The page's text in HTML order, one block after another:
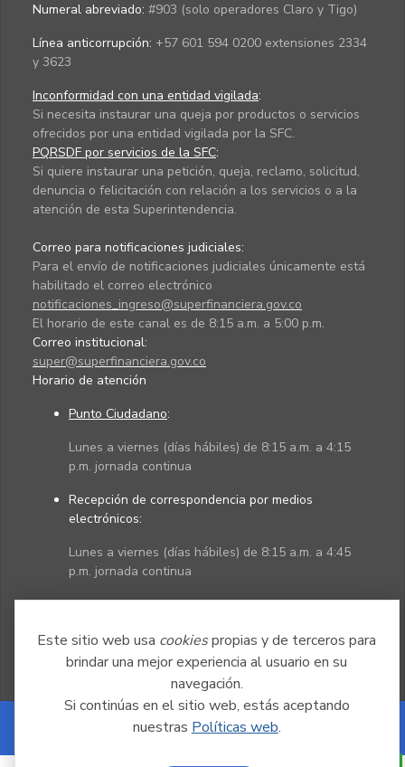
Este sitio web usa cookiespropias y de terceros para
brindar una mejor experiencia al usuario en su
navegación.
Si continúas en el sitio web, estás aceptando
nuestras Políticas web.
Numeral abreviado: #903 (solo operadores Claro y Tigo)
Línea anticorrupción: +57 601 594 0200 extensiones 2334
y 3623
Inconformidad con una entidad vigilada:
Si necesita instaurar una queja por productos o servicios
ofrecidos por una entidad vigilada por la SFC.
PQRSDF por servicios de la SFC:
Si quiere instaurar una petición, queja, reclamo, solicitud,
denuncia o felicitación con relación a los servicios o a la
atención de esta Superintendencia.
Correo para notificaciones judiciales:
Para el envío de notificaciones judiciales únicamente está
habilitado el correo electrónico
notificaciones_ingreso@superfinanciera.gov.co
El horario de este canal es de 8:15 a.m. a 5:00 p.m.
Correo institucional:
super@superfinanciera.gov.co
Horario de atención
Punto Ciudadano:
Lunes a viernes (días hábiles) de 8:15 a.m. a 4:15
p.m. jornada continua
Recepción de correspondencia por medios
electrónicos:
Lunes a viernes (días hábiles) de 8:15 a.m. a 4:45
p.m. jornada continua